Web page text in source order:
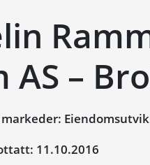
AS –
11.10.2016